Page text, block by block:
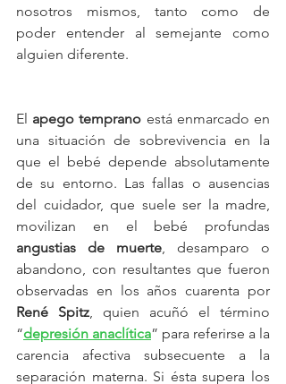
nosotros mismos, tanto como de
poder entender al semejante como
alguien diferente.
El apego temprano está enmarcado en
una situación de sobrevivencia en la
que el bebé depende absolutamente
de su entorno. Las fallas o ausencias
del cuidador, que suele ser la madre,
angustias de muerte, desamparo o
abandono, con resultantes que fueron
René Spitz, quien acuñó el término
“depresión anaclítica” para referirse a la
carencia afectiva subsecuente a la
separación materna. Si ésta supera los